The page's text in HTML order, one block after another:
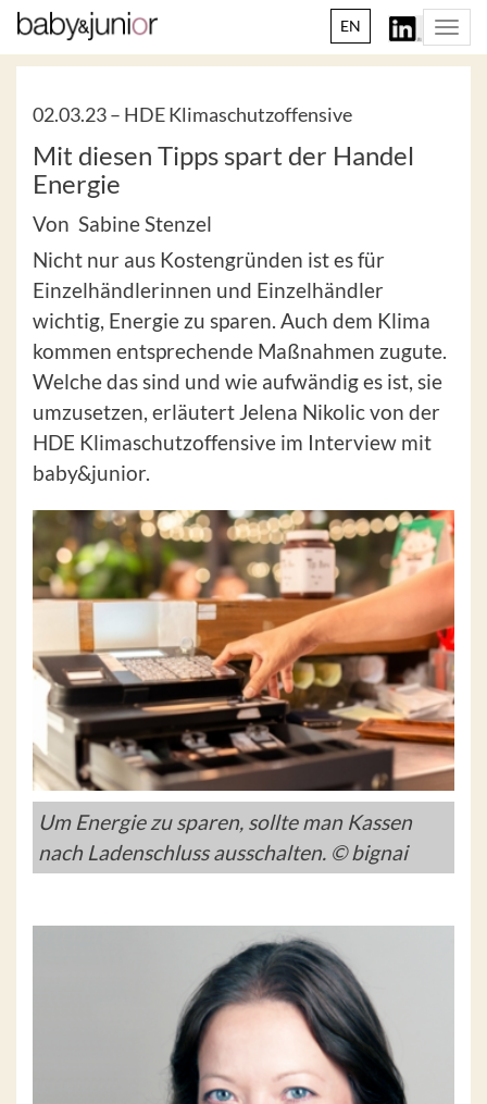
EN
02.03.23 – HDE Klimaschutzoffensive
Mit diesen Tipps spart der Handel
Energie
Von Sabine Stenzel
Nicht nur aus Kostengründen ist es für
Einzelhändlerinnen und Einzelhändler
wichtig, Energie zu sparen. Auch dem Klima
kommen entsprechende Maßnahmen zugute.
Welche das sind und wie aufwändig es ist, sie
umzusetzen, erläutert Jelena Nikolic von der
HDE Klimaschutzoffensive im Interview mit
baby&junior.
Um Energie zu sparen, sollte man Kassen
nach Ladenschluss ausschalten. © bignai